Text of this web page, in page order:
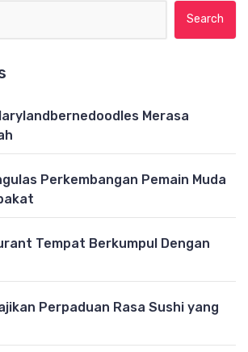
Merasa
Perkembangan Pemain Muda
Tempat Berkumpul Dengan
Perpaduan Rasa Sushi yang